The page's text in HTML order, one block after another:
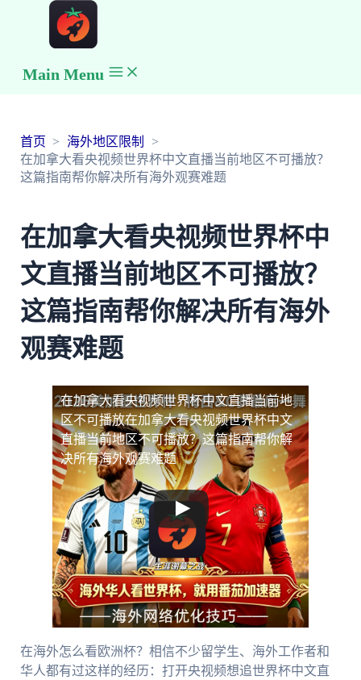
Main Menu
首页
海外地区限制
在加拿大看央视频世界杯中文直播当前地区不可播放？
这篇指南帮你解决所有海外观赛难题
在加拿大看央视频世界杯中
文直播当前地区不可播放？
这篇指南帮你解决所有海外
观赛难题
在加拿大看央视频世界杯中文直播当前地
区不可播放在加拿大看央视频世界杯中文
直播当前地区不可播放？这篇指南帮你解
决所有海外观赛难题
在海外怎么看欧洲杯？相信不少留学生、海外工作者和
华人都有过这样的经历：打开央视频想追世界杯中文直